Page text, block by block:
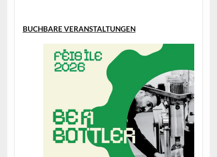
BUCHBARE VERANSTALTUNGEN